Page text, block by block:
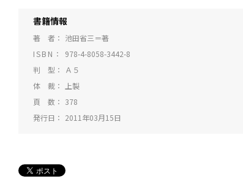
書籍情報
著 者
池田省三＝著
ISBN
978-4-8058-3442-8
判 型
Ａ５
体 裁
上製
頁 数
378
発行日
2011年03月15日